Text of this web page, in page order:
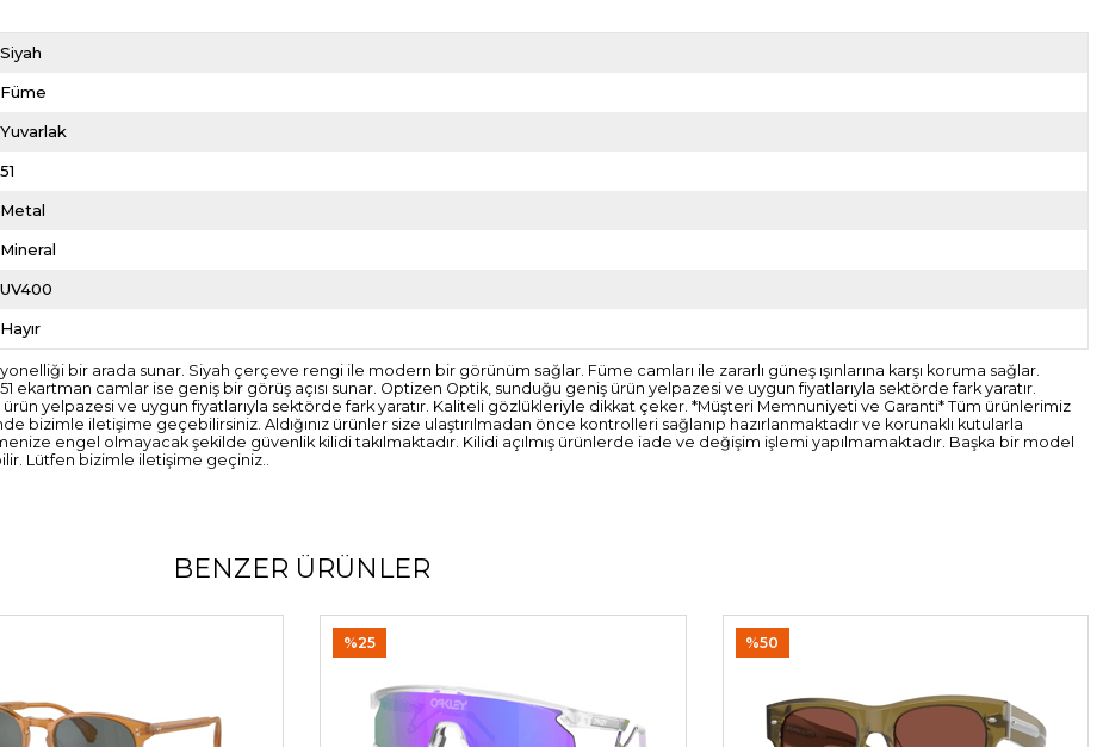
Siyah
Füme
Yuvarlak
51
Metal
Mineral
UV400
Hayır
bir arada sunar. Siyah çerçeve rengi ile modern bir görünüm sağlar. Füme camları ile zararlı güneş ışınlarına karşı koruma sağlar.
ekartman camlar ise geniş bir görüş açısı sunar. Optizen Optik, sunduğu geniş ürün yelpazesi ve uygun fiyatlarıyla sektörde fark yaratır.
yelpazesi ve uygun fiyatlarıyla sektörde fark yaratır. Kaliteli gözlükleriyle dikkat çeker. *Müşteri Memnuniyeti ve Garanti* Tüm ürünlerimiz
bizimle iletişime geçebilirsiniz. Aldığınız ürünler size ulaştırılmadan önce kontrolleri sağlanıp hazırlanmaktadır ve korunaklı kutularla
engel olmayacak şekilde güvenlik kilidi takılmaktadır. Kilidi açılmış ürünlerde iade ve değişim işlemi yapılmamaktadır. Başka bir model
Lütfen bizimle iletişime geçiniz..
BENZER ÜRÜNLER
%25 %50